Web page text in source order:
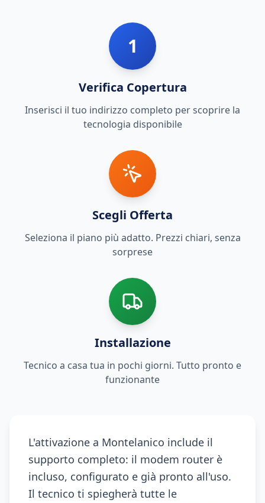
1
Verifica Copertura
Inserisci il tuo indirizzo completo per scoprire la
tecnologia disponibile
Scegli Offerta
Seleziona il piano più adatto. Prezzi chiari, senza
sorprese
Installazione
Tecnico a casa tua in pochi giorni. Tutto pronto e
funzionante
L'attivazione a Montelanico include il
supporto completo: il modem router è
incluso, configurato e già pronto all'uso.
Il tecnico ti spiegherà tutte le